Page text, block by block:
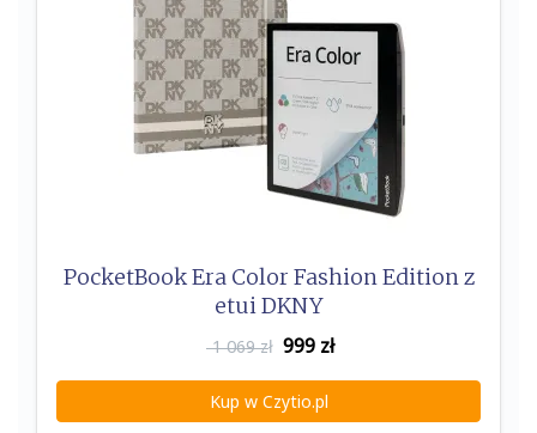
PocketBook Era Color Fashion Edition z
etui DKNY
1 069 zł 999 zł
Kup w Czytio.pl